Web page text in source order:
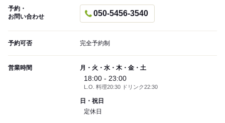
予約・
お問い合わせ
050-5456-3540
予約可否 完全予約制
営業時間 月・火・水・木・金・土
18:00 - 23:00
L.O. 料理20:30 ドリンク22:30
日・祝日
定休日